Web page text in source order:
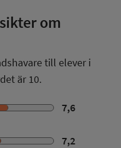
om
till elever i
är 10.
7,6
7,2